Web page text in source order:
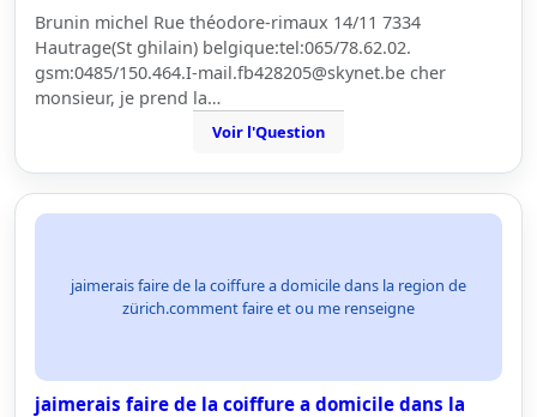
Brunin michel Rue théodore-rimaux 14/11 7334
Hautrage(St ghilain) belgique:tel:065/78.62.02.
gsm:0485/150.464.I-mail.fb428205@skynet.be cher
monsieur, je prend la…
Voir l'Question
jaimerais faire de la coiffure a domicile dans la region de
zürich.comment faire et ou me renseigne
jaimerais faire de la coiffure a domicile dans la